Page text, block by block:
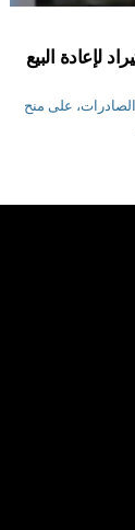
لإعادة البيع
الصادرات، على منح